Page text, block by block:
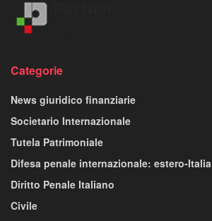
Categorie
News giuridico finanziarie
Societario Internazionale
Tutela Patrimoniale
Difesa penale internazionale: estero-Italia
Diritto Penale Italiano
Civile